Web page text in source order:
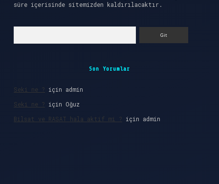
süre içerisinde sitemizden kaldırılacaktır.
Son Yorumlar
Seki ne ? için admin
Seki ne ? için Oğuz
Bilsat ve RASAT hala aktif mi ? için admin